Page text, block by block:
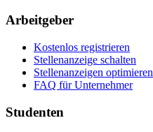
Arbeitgeber
Kostenlos registrieren
Stellenanzeige schalten
Stellenanzeigen optimieren
FAQ für Unternehmer
Studenten